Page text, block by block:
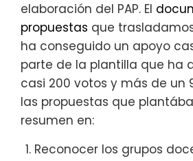
elaboración del PAP. El
propuestas que
ha conseguido un apoyo
parte de la plantilla que ha
casi 200 votos y más de un
las propuestas que
resumen en:
Reconocer los grupos